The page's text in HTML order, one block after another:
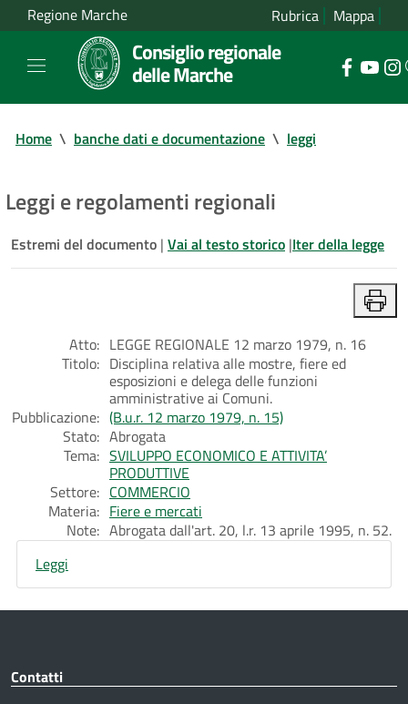
Regione Marche Rubrica Mappa
Consiglio regionale
delle Marche
Home \ banche dati e documentazione \ leggi
Leggi e regolamenti regionali
Estremi del documento | Vai al testo storico |Iter della legge
Atto: LEGGE REGIONALE 12 marzo 1979, n. 16
Titolo: Disciplina relativa alle mostre, fiere ed
esposizioni e delega delle funzioni
amministrative ai Comuni.
Pubblicazione: (B.u.r. 12 marzo 1979, n. 15)
Stato: Abrogata
Tema: SVILUPPO ECONOMICO E ATTIVITA’
PRODUTTIVE
Settore: COMMERCIO
Materia: Fiere e mercati
Note: Abrogata dall'art. 20, l.r. 13 aprile 1995, n. 52.
Leggi
Contatti